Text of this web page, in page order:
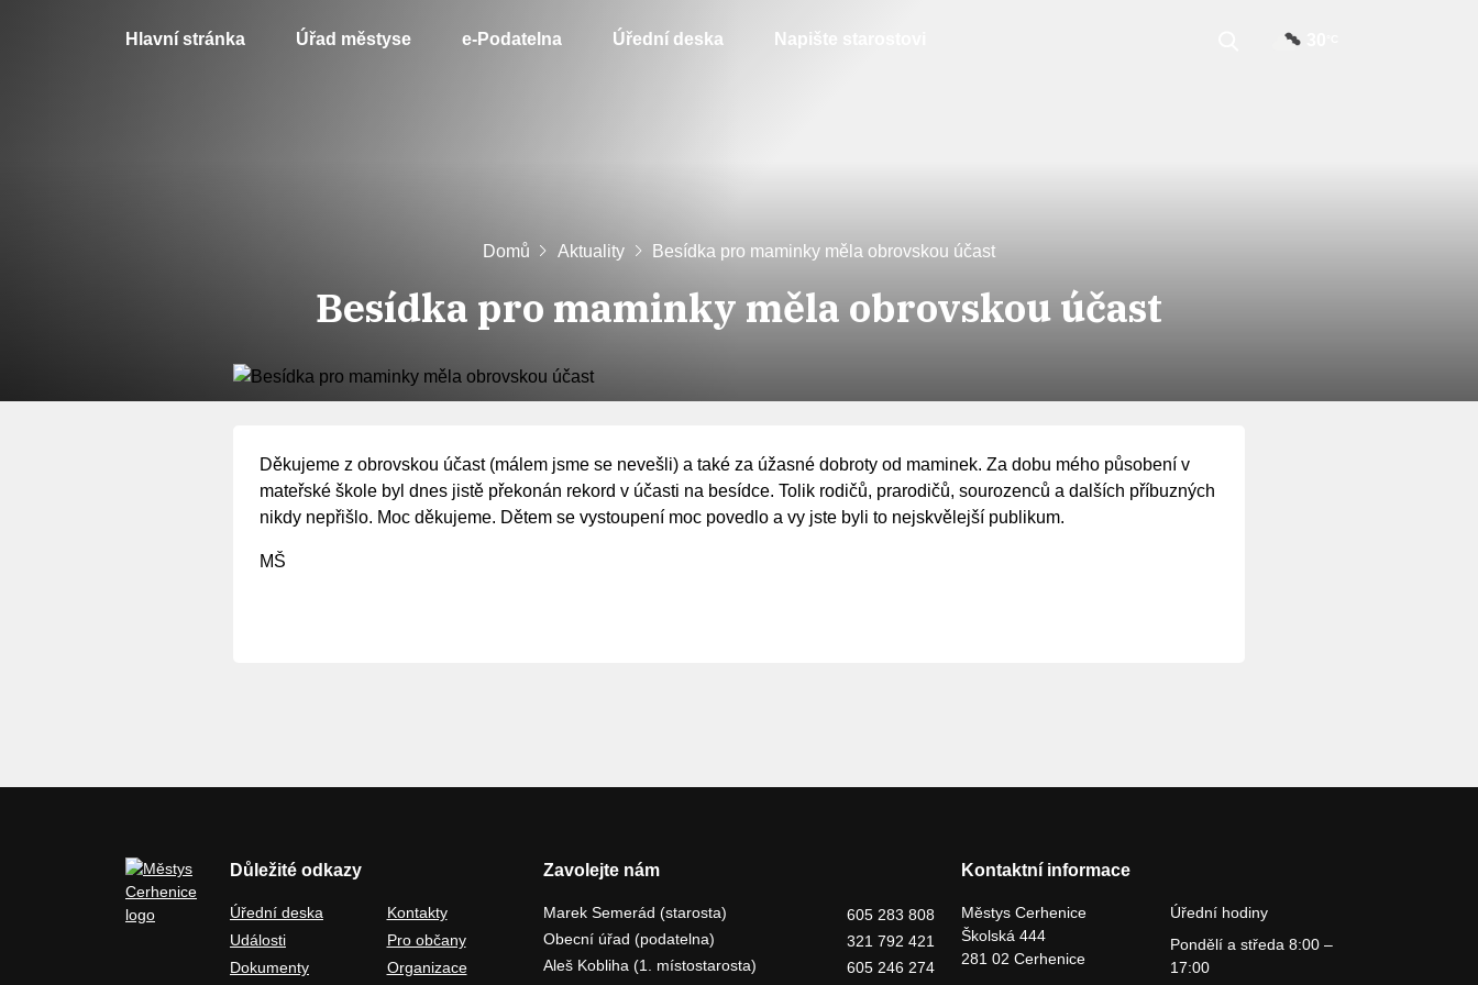
Hlavní stránka Úřad městyse e-Podatelna Úřední deska Napište starostovi
Domů Aktuality Besídka pro maminky měla obrovskou účast
Besídka pro maminky měla obrovskou účast
Děkujeme z obrovskou účast (málem jsme se nevešli) a také za úžasné dobroty od maminek. Za dobu mého působení v
mateřské škole byl dnes jistě překonán rekord v účasti na besídce. Tolik rodičů, prarodičů, sourozenců a dalších příbuzných
nikdy nepřišlo. Moc děkujeme. Dětem se vystoupení moc povedlo a vy jste byli to nejskvělejší publikum.
MŠ
Důležité odkazy
Úřední deska
Události
Dokumenty
Kontakty
Pro občany
Organizace
Zavolejte nám
Marek Semerád (starosta)
605 283 808
Obecní úřad (podatelna)
321 792 421
Aleš Kobliha (1. místostarosta)
605 246 274
Kontaktní informace
Městys Cerhenice
Školská 444
281 02 Cerhenice
Úřední hodiny
Pondělí a středa 8:00 –
17:00